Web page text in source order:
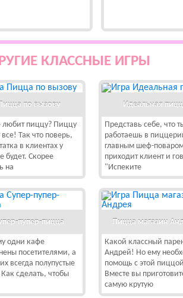
КЛАССНЫЕ ИГРЫ
по вызову
любит пиццу? Пиццу
Так что поверь,
в клиентах у
будет. Скорее
на
Идеальная
Представь себе, что
работаешь в
главным шеф-
приходит клиент и
"Испеките
пупер-пицца
одни кафе
посетителями, а
всегда полупустые
сделать, чтобы
Пицца магазин
Какой классный
Андрей! Но ему
помощь с этой
Вместе вы
самую крутую